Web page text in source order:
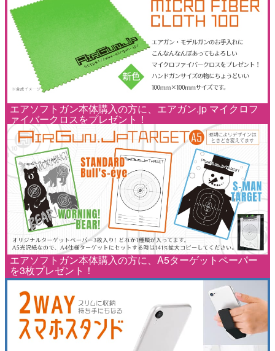
エアソフトガン本体購入の方に、エアガン.jp マイクロフ
ァイバークロスをプレゼント！
エアソフトガン本体購入の方に、A5ターゲットペーパー
を3枚プレゼント！